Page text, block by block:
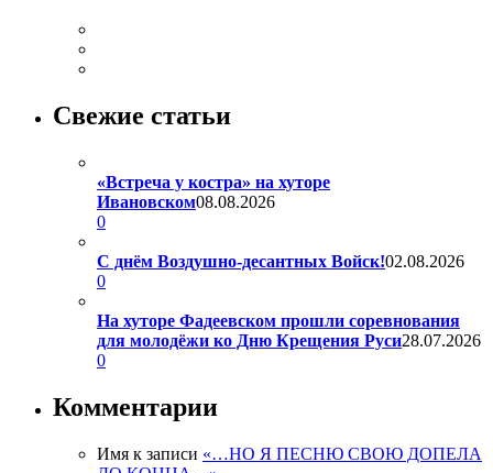
Свежие статьи
«Встреча у костра» на хуторе
Ивановском08.08.2026
0
С днём Воздушно-десантных Войск!02.08.2026
0
На хуторе Фадеевском прошли соревнования
для молодёжи ко Дню Крещения Руси28.07.2026
0
Комментарии
Имя к записи «…НО Я ПЕСНЮ СВОЮ ДОПЕЛА